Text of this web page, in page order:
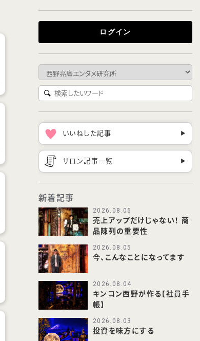
ログイン
いいねした記事 ▶︎
サロン記事一覧 ▶︎
新着記事
2026.08.06
売上アップだけじゃない！ 商
品陳列の重要性
2026.08.05
今、こんなことになってます
2026.08.04
キンコン西野が作る【社員手
帳】
2026.08.03
投資を味方にする